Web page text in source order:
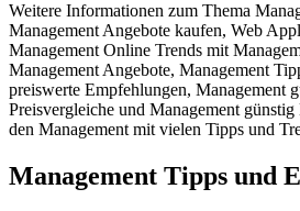
Weitere Informationen zum Thema
Management Angebote kaufen, Web
Management Online Trends mit
Management Angebote, Management
preiswerte Empfehlungen, Management
Preisvergleiche und Management
den Management mit vielen Tipps und
Management Tipps und